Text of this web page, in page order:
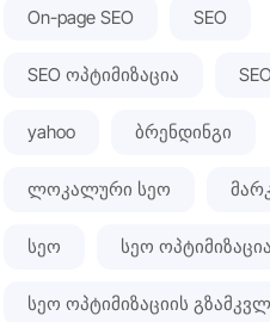
On-page SEO SEO
SEO ოპტიმიზაცია
yahoo ბრენდინგი
ლოკალური სეო
სეო სეო ოპტიმიზაცია
სეო ოპტიმიზაციის